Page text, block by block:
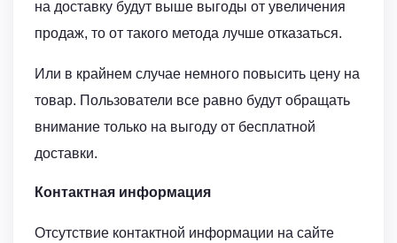
на доставку будут выше выгоды от увеличения
продаж, то от такого метода лучше отказаться.
Или в крайнем случае немного повысить цену на
товар. Пользователи все равно будут обращать
внимание только на выгоду от бесплатной
доставки.
Контактная информация
Отсутствие контактной информации на сайте